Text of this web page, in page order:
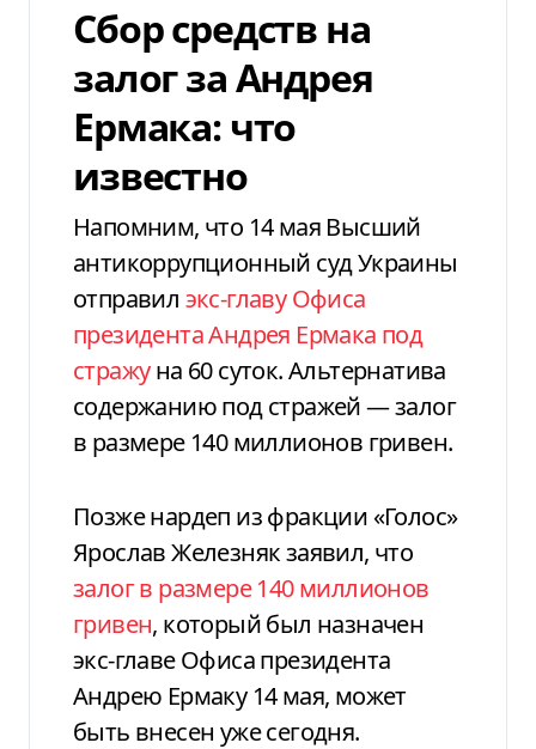
Сбор средств на
залог за Андрея
Ермака: что
известно
Напомним, что 14 мая Высший
антикоррупционный суд Украины
отправил экс-главу Офиса
президента Андрея Ермака под
стражуна 60 суток. Альтернатива
содержанию под стражей — залог
в размере 140 миллионов гривен.
Позже нардеп из фракции «Голос»
Ярослав Железняк заявил, что
залог в размере 140 миллионов
гривен, который был назначен
экс-главе Офиса президента
Андрею Ермаку 14 мая, может
быть внесен уже сегодня.